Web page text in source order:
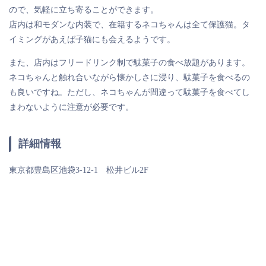
ので、気軽に立ち寄ることができます。
店内は和モダンな内装で、在籍するネコちゃんは全て保護猫。タ
イミングがあえば子猫にも会えるようです。
また、店内はフリードリンク制で駄菓子の食べ放題があります。
ネコちゃんと触れ合いながら懐かしさに浸り、駄菓子を食べるの
も良いですね。ただし、ネコちゃんが間違って駄菓子を食べてし
まわないように注意が必要です。
詳細情報
東京都豊島区池袋3‐12‐1 松井ビル2F